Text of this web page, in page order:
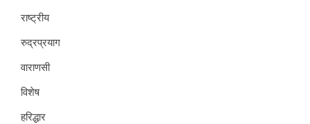
राष्ट्रीय
रुद्रप्रयाग
वाराणसी
विशेष
हरिद्धार